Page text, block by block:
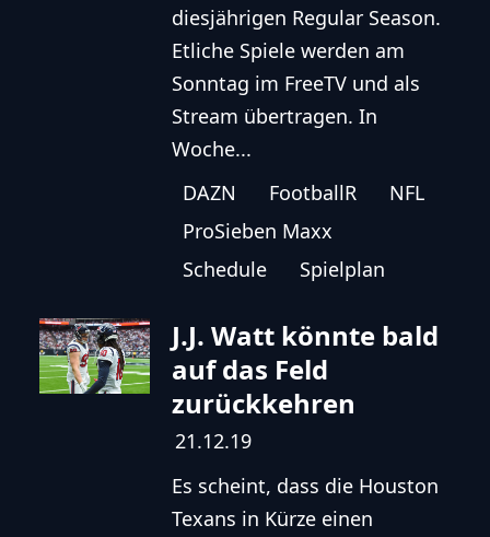
diesjährigen Regular Season.
Etliche Spiele werden am
Sonntag im FreeTV und als
Stream übertragen. In
Woche...
DAZN
FootballR
NFL
ProSieben Maxx
Schedule
Spielplan
J.J. Watt könnte bald
auf das Feld
zurückkehren
21.12.19
Es scheint, dass die Houston
Texans in Kürze einen